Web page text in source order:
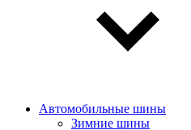
Автомобильные шины
Зимние шины